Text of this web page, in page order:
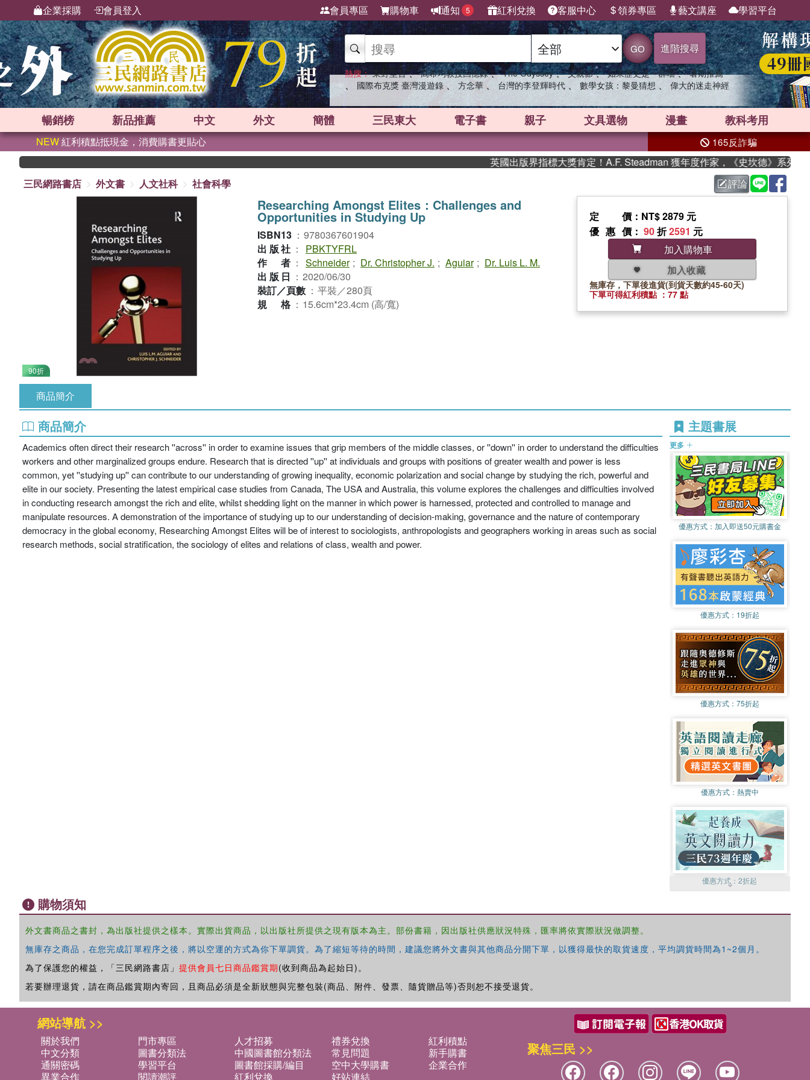
企業採購 會員登入 會員專區 購物車 通知 5 紅利兌換 客服中心 領券專區 藝文講座 學習平台
GO 進階搜尋
熱搜： 東野圭吾 、 高希均教授回憶錄 、 The Odyssey 、 父親節 、 如果歷史是一群喵 、 暑期推薦
、 國際布克獎 臺灣漫遊錄 、 方念華 、 台灣的李登輝時代 、 數學女孩：黎曼猜想 、 偉大的迷走神經
暢銷榜 新品推薦 中文 外文 簡體 三民東大 電子書 親子 文具選物 漫畫 教科考用
NEW紅利積點抵現金，消費購書更貼心 165反詐騙
英國出版界指標大獎肯定！A.F. Steadman 獲年度作家，《史坎德》系列帶你踏
三民網路書店
外文書 人文社科 社會科學 評論
90折
Researching Amongst Elites：Challenges and
Opportunities in Studying Up
ISBN13 ： 9780367601904
出版社 ：
PBKTYFRL
作者 ： Schneider ; Dr. Christopher J. ; Aguiar ; Dr. Luis L. M.
出版日 ： 2020/06/30
裝訂／頁數 ： 平裝／280頁
規格 ： 15.6cm*23.4cm (高/寬)
定價 ：NT$ 2879 元
優惠價 ： 90折2591 元
加入購物車
加入收藏
無庫存，下單後進貨(到貨天數約45-60天)
下單可得紅利積點 ：77 點
商品簡介
商品簡介
Academics often direct their research ''across'' in order to examine issues that grip members of the middle classes, or ''down'' in order to understand the difficulties
workers and other marginalized groups endure. Research that is directed ''up'' at individuals and groups with positions of greater wealth and power is less
common, yet ''studying up'' can contribute to our understanding of growing inequality, economic polarization and social change by studying the rich, powerful and
elite in our society. Presenting the latest empirical case studies from Canada, The USA and Australia, this volume explores the challenges and difficulties involved
in conducting research amongst the rich and elite, whilst shedding light on the manner in which power is harnessed, protected and controlled to manage and
manipulate resources. A demonstration of the importance of studying up to our understanding of decision-making, governance and the nature of contemporary
democracy in the global economy, Researching Amongst Elites will be of interest to sociologists, anthropologists and geographers working in areas such as social
research methods, social stratification, the sociology of elites and relations of class, wealth and power.
主題書展
更多
優惠方式： 加入即送50元購書金
優惠方式： 19折起
優惠方式： 75折起
優惠方式： 熱賣中
優惠方式：2折起
購物須知
外文書商品之書封，為出版社提供之樣本。實際出貨商品，以出版社所提供之現有版本為主。部份書籍，因出版社供應狀況特殊，匯率將依實際狀況做調整。
無庫存之商品，在您完成訂單程序之後，將以空運的方式為你下單調貨。為了縮短等待的時間，建議您將外文書與其他商品分開下單，以獲得最快的取貨速度，平均調貨時間為1~2個月。
為了保護您的權益，「三民網路書店」 提供會員七日商品鑑賞期(收到商品為起始日)。
若要辦理退貨，請在商品鑑賞期內寄回，且商品必須是全新狀態與完整包裝(商品、附件、發票、隨貨贈品等)否則恕不接受退貨。
網站導航 >>
關於我們 門市專區 人才招募 禮券兌換
紅利積點
中文分類
圖書分類法 中國圖書館分類法 常見問題
新手購書
通關密碼
學習平台 圖書館採購/編目 空中大學購書
企業合作
異業合作
閱讀潮評 紅利兌換 好站連結
聚焦三民 >>